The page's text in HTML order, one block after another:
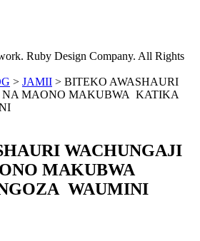
Ruby Design Company. All Rights
> JAMII > BITEKO AWASHAURI
NA MAONO MAKUBWA KATIKA
WACHUNGAJI
MAKUBWA
WAUMINI